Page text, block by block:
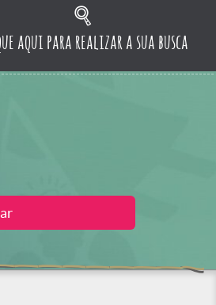
aqui para realizar a sua busca